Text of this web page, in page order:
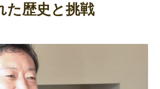
た歴史と挑戦